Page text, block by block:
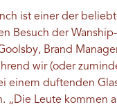
ist einer der
Besuch der
Brand
wir (oder
einem duftenden
„Die Leute kommen